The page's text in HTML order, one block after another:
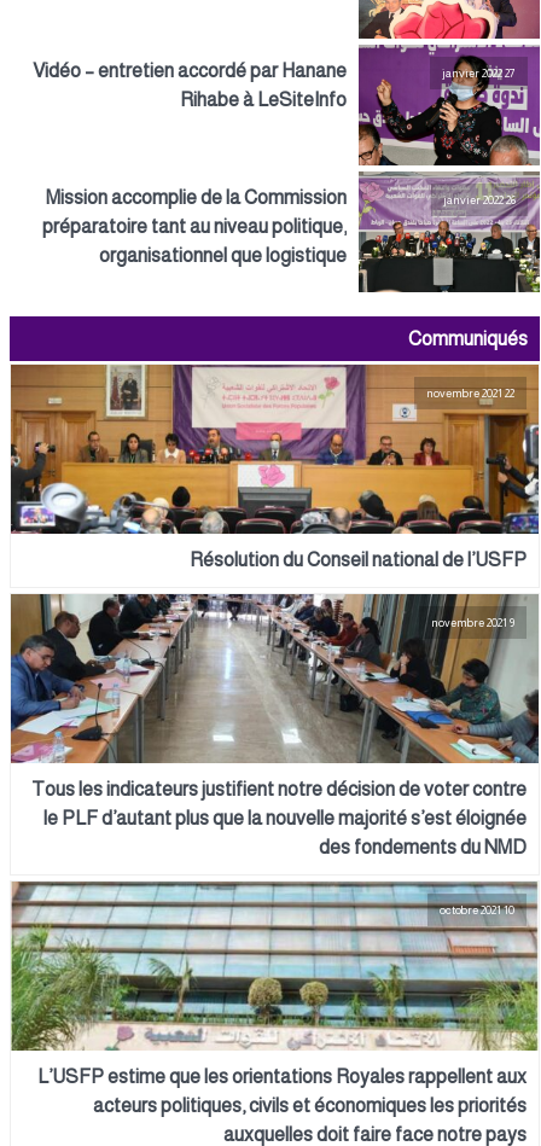
27 janvier 2022
Vidéo – entretien accordé par Hanane
Rihabe à LeSiteInfo
26 janvier 2022
Mission accomplie de la Commission
préparatoire tant au niveau politique,
organisationnel que logistique
Communiqués
22 novembre 2021
Résolution du Conseil national de l’USFP
Tous les indicateurs justifient notre décision de voter contre
le PLF d’autant plus que la nouvelle majorité s’est éloignée
des fondements du NMD
10 octobre 2021
L’USFP estime que les orientations Royales rappellent aux
acteurs politiques, civils et économiques les priorités
auxquelles doit faire face notre pays